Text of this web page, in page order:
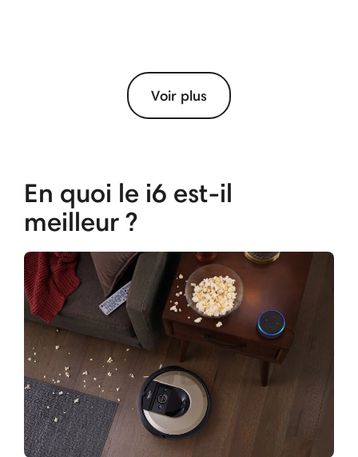
Voir plus
En quoi le i6 est-il
meilleur ?